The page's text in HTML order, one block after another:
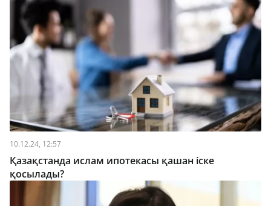
10.12.24, 12:57
Қазақстанда ислам ипотекасы қашан іске
қосылады?